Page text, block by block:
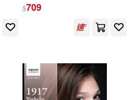
[美]奧馬爾·N·布萊德雷 著(1)
(8)
(6)
[1]: Walton, Respighi / Liya
$709